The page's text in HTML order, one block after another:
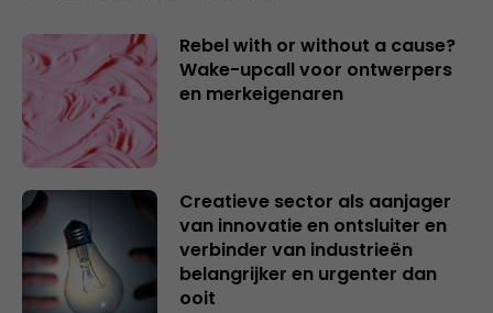
Rebel with or without a cause?
Wake-upcall voor ontwerpers
en merkeigenaren
Creatieve sector als aanjager
van innovatie en ontsluiter en
verbinder van industrieën
belangrijker en urgenter dan
ooit